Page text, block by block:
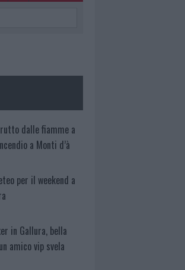
dalle fiamme a
a Monti d’à
per il weekend a
in Gallura, bella
amico vip svela